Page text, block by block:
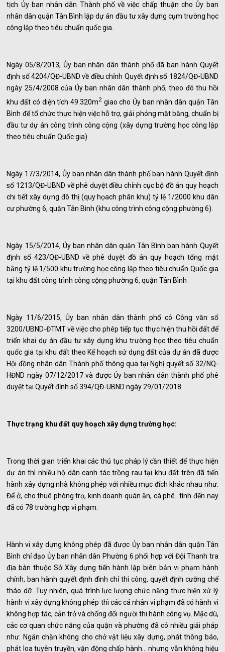
tịch Ủy ban nhân dân Thành phố về việc chấp thuận cho Ủy ban
nhân dân quận Tân Bình lập dự án đầu tư xây dựng cụm trường học
công lập theo tiêu chuẩn quốc gia.
Ngày 05/8/2013, Ủy ban nhân dân thành phố đã ban hành Quyết
định số 4204/QĐ-UBND về điều chỉnh Quyết định số 1824/QĐ-UBND
ngày 25/4/2008 của Ủy ban nhân dân thành phố, theo đó thu hồi
khu đất có diện tích 49.320m2giao cho Ủy ban nhân dân quận Tân
Bình để tổ chức thực hiện việc hỗ trợ, giải phóng mặt bằng, chuẩn bị
đầu tư dự án công trình công cộng (xây dựng trường học công lập
theo tiêu chuẩn Quốc gia).
Ngày 17/3/2014, Ủy ban nhân dân thành phố ban hành Quyết định
số 1213/QĐ-UBND về phê duyệt điều chỉnh cục bộ đồ án quy hoạch
chi tiết xây dựng đô thị (quy họach phân khu) tỷ lệ 1/2000 khu dân
cư phường 6, quận Tân Bình (khu công trình công cộng phường 6).
Ngày 15/5/2014, Ủy ban nhân dân quận Tân Bình ban hành Quyết
định số 423/QĐ-UBND về phê duyệt đồ án quy hoạch tổng mặt
bằng tỷ lệ 1/500 khu trường học công lập theo tiêu chuẩn Quốc gia
tại khu đất công trình công cộng phường 6, quận Tân Bình
Ngày 11/6/2015, Ủy ban nhân dân thành phố có Công văn số
3200/UBND-ĐTMT về việc cho phép tiếp tục thực hiện thu hồi đất để
triển khai dự án đầu tư xây dựng khu trường học theo tiêu chuẩn
quốc gia tại khu đất theo Kế hoạch sử dụng đất của dự án đã được
Hội đồng nhân dân Thành phố thông qua tại Nghị quyết số 32/NQ-
HĐND ngày 07/12/2017 và được Ủy ban nhân dân thành phố phê
duyệt tại Quyết định số 394/QĐ-UBND ngày 29/01/2018.
Thực trạng khu đất quy hoạch xây dựng trường học:
Trong thời gian triển khai các thủ tục pháp lý cần thiết để thực hiện
dự án thì nhiều hộ dân canh tác trồng rau tại khu đất trên đã tiến
hành xây dựng nhà không phép với nhiều mục đích khác nhau như:
Để ở, cho thuê phòng trọ, kinh doanh quán ăn, cà phê…tính đến nay
đã có 78 trường hợp vi phạm.
Hành vi xây dựng không phép đã được Ủy ban nhân dân quận Tân
Bình chỉ đạo Ủy ban nhân dân Phường 6 phối hợp với Đội Thanh tra
địa bàn thuộc Sở Xây dựng tiến hành lập biên bản vi phạm hành
chính, ban hành quyết định đình chỉ thi công, quyết định cưỡng chế
tháo dỡ. Tuy nhiên, quá trình lực lượng chức năng thực hiện xử lý
hành vi xây dựng không phép thì các cá nhân vi phạm đã có hành vi
không hợp tác, cản trở và chống đối người thi hành công vụ. Mặc dù,
các cơ quan chức năng của quận và phường đã có nhiều giải pháp
như: Ngăn chặn không cho chở vật liệu xây dựng, phát thông báo,
phát loa tuyên truyền, vận động chấp hành… nhưng vẫn không hiệu